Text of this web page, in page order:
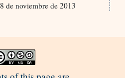
de noviembre de 2013